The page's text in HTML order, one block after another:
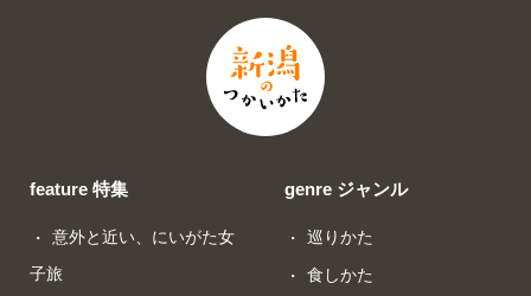
feature 特集
意外と近い、にいがた女
子旅
genre ジャンル
巡りかた
食しかた